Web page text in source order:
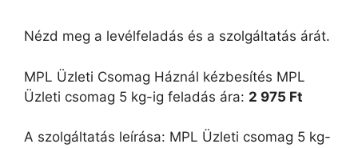
Nézd meg a levélfeladás és a szolgáltatás árát.
MPL Üzleti Csomag Háznál kézbesítés MPL
Üzleti csomag 5 kg-ig feladás ára: 2 975 Ft
A szolgáltatás leírása: MPL Üzleti csomag 5 kg-